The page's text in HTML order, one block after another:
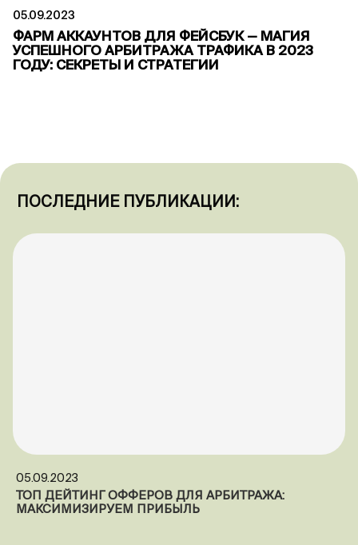
ПОСЛЕДНИЕ ПУБЛИКАЦИИ:
05.09.2023
ТОП ДЕЙТИНГ ОФФЕРОВ ДЛЯ АРБИТРАЖА:
МАКСИМИЗИРУЕМ ПРИБЫЛЬ
05.09.2023
ФАРМ АККАУНТОВ ДЛЯ ФЕЙСБУК — МАГИЯ
УСПЕШНОГО АРБИТРАЖА ТРАФИКА В 2023
ГОДУ: СЕКРЕТЫ И СТРАТЕГИИ